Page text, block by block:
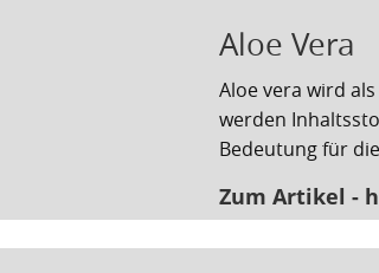
Aloe Vera
Aloe vera wird
werden
Bedeutung für
Zum Artikel -